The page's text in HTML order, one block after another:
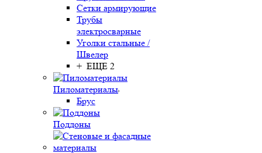
Сетки армирующие
Трубы
электросварные
Уголки стальные /
Швелер
+ ЕЩЕ 2
Пиломатериалы
Брус
Поддоны